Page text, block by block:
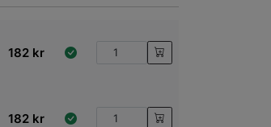
182 kr
182 kr